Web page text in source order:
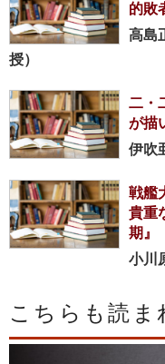
的敗
高島
授）
二・
が描
伊吹
戦艦
貴重
期』
小川
こちらも読ま